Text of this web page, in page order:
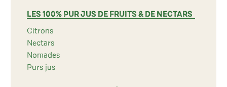
LES 100% PUR JUS DE FRUITS & DE NECTARS
Citrons
Nectars
Nomades
Purs jus